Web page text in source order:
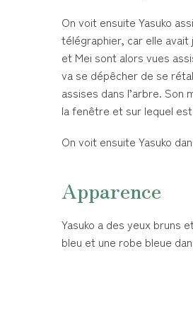
On voit ensuite Yasuko
télégraphier, car elle avait
et Mei sont alors vues
va se dépêcher de se
assises dans l’arbre.
la fenêtre et sur lequel
On voit ensuite Yasuko
Apparence
Yasuko a des yeux bruns
bleu et une robe bleue